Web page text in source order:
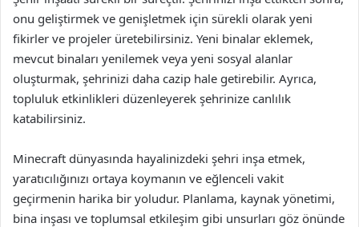
onu geliştirmek ve genişletmek için sürekli olarak yeni
fikirler ve projeler üretebilirsiniz. Yeni binalar eklemek,
mevcut binaları yenilemek veya yeni sosyal alanlar
oluşturmak, şehrinizi daha cazip hale getirebilir. Ayrıca,
topluluk etkinlikleri düzenleyerek şehrinize canlılık
katabilirsiniz.
Minecraft dünyasında hayalinizdeki şehri inşa etmek,
yaratıcılığınızı ortaya koymanın ve eğlenceli vakit
geçirmenin harika bir yoludur. Planlama, kaynak yönetimi,
bina inşası ve toplumsal etkileşim gibi unsurları göz önünde